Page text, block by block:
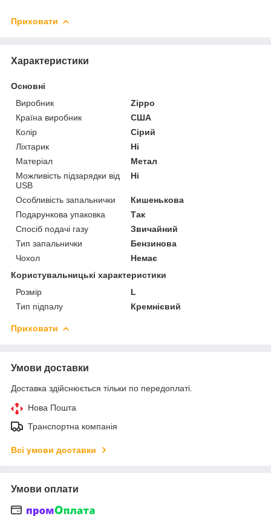
Приховати
Характеристики
Основні
Виробник
Zippo
Країна виробник
США
Колір
Сірий
Ліхтарик
Ні
Матеріал
Метал
Можливість підзарядки від
USB
Ні
Особливість запальнички
Кишенькова
Подарункова упаковка
Так
Спосіб подачі газу
Звичайний
Тип запальнички
Бензинова
Чохол
Немає
Користувальницькі характеристики
Розмір
L
Тип підпалу
Кремнієвий
Приховати
Умови доставки
Доставка здійснюється тільки по передоплаті.
Нова Пошта
Транспортна компанія
Всі умови доставки
Умови оплати